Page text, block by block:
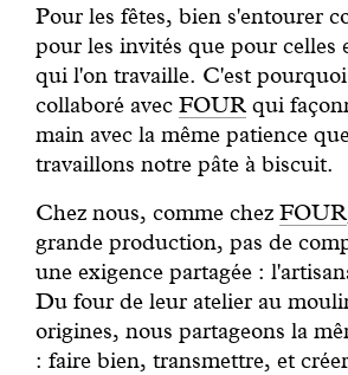
Pour les fêtes, bien s'entourer
pour les invités que pour celles
qui l'on travaille. C'est
collaboré avec FOURqui
main avec la même patience
travaillons notre pâte à biscuit.
Chez nous, comme chez FOUR
grande production, pas de
une exigence partagée :
Du four de leur atelier au
origines, nous partageons la
: faire bien, transmettre, et